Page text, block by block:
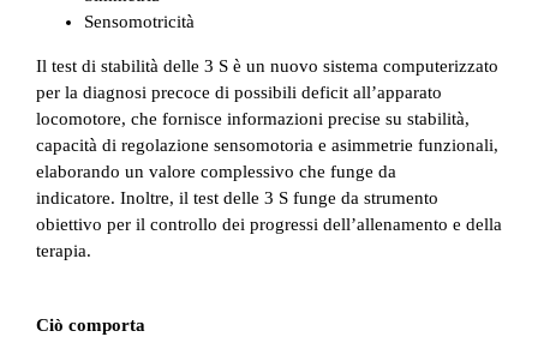
Sensomotricità
Il test di stabilità delle 3 S è un nuovo sistema computerizzato
per la diagnosi precoce di possibili deficit all’apparato
locomotore, che fornisce informazioni precise su stabilità,
capacità di regolazione sensomotoria e asimmetrie funzionali,
elaborando un valore complessivo che funge da
indicatore. Inoltre, il test delle 3 S funge da strumento
obiettivo per il controllo dei progressi dell’allenamento e della
terapia.
Ciò comporta